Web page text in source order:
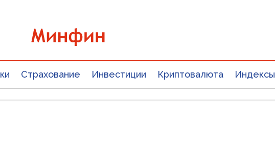
Страхование Инвестиции Криптовалюта Индексы